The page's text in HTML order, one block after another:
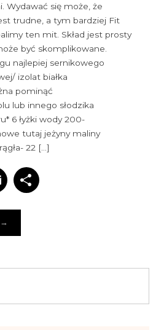
Wydawać się może, że
trudne, a tym bardziej Fit
ten mit. Skład jest prosty
być skomplikowane.
najlepiej sernikowego
izolat białka
pominąć
lub innego słodzika
6 łyżki wody 200-
tutaj jeżyny maliny
22 […]
Email
→